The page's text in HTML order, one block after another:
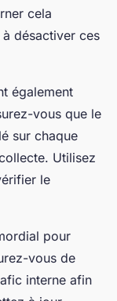
cela
désactiver ces
également
vous que le
sur chaque
Utilisez
le
pour
vous de
interne afin